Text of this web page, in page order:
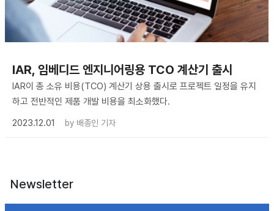
IAR, 임베디드 엔지니어링용 TCO 계산기 출시
IAR이 총 소유 비용(TCO) 계산기 상용 출시로 프로젝트 일정을 유지
하고 전반적인 제품 개발 비용을 최소화했다.
2023.12.01
by 배종인 기자
Newsletter